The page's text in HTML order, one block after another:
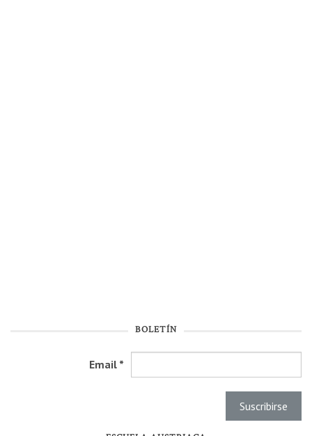
BOLETÍN
Email *